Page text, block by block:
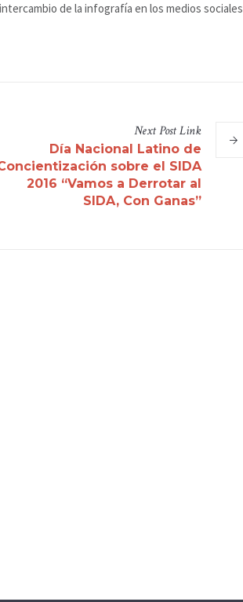
de la infografía en los medios sociales
NextPostLink
Día Nacional Latino de
sobre el SIDA
2016 “Vamos a Derrotar al
SIDA, Con Ganas”